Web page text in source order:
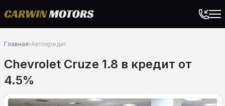
Главная›Автокредит
Chevrolet Cruze 1.8 в кредит от
4.5%